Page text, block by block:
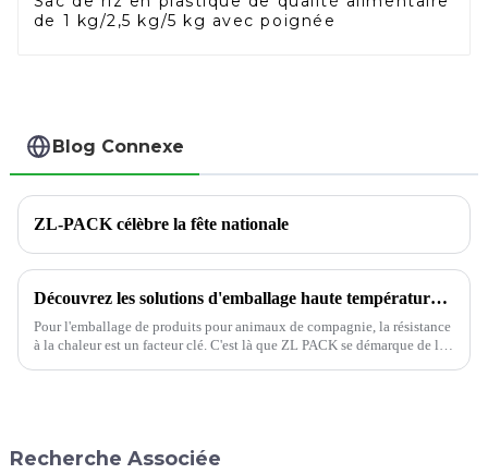
de 1 kg/2,5 kg/5 kg avec poignée
Blog Connexe
ZL-PACK célèbre la fête nationale
Découvrez les solutions d'emballage haute température pour aliments pour animaux de compagnie de ZL PACK
Pour l'emballage de produits pour animaux de compagnie, la résistance
à la chaleur est un facteur clé. C'est là que ZL PACK se démarque de la
Recherche Associée